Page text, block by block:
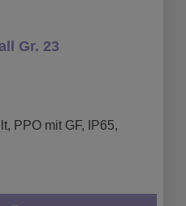
Gr. 23
PPO mit GF, IP65,